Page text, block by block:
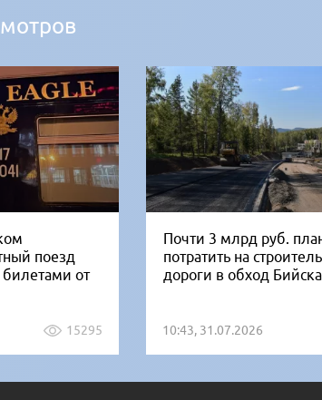
поезд
от
15295
Почти 3 млрд руб.
потратить на
дороги в обход Бийска
10:43, 31.07.2026